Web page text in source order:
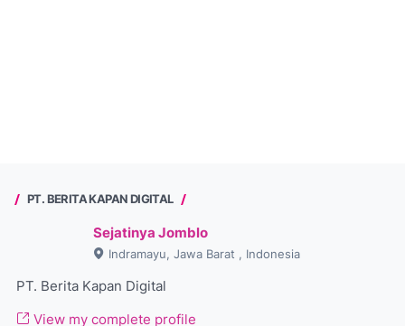
PT. BERITA KAPAN DIGITAL
Sejatinya Jomblo
Indramayu, Jawa Barat , Indonesia
PT. Berita Kapan Digital
View my complete profile